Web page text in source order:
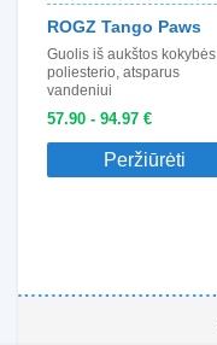
ROGZ Tango Paws
Guolis iš aukštos kokybės
poliesterio, atsparus
vandeniui
57.90 - 94.97 €
Peržiūrėti